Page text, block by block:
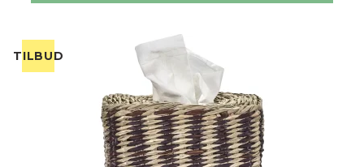
TILBUD